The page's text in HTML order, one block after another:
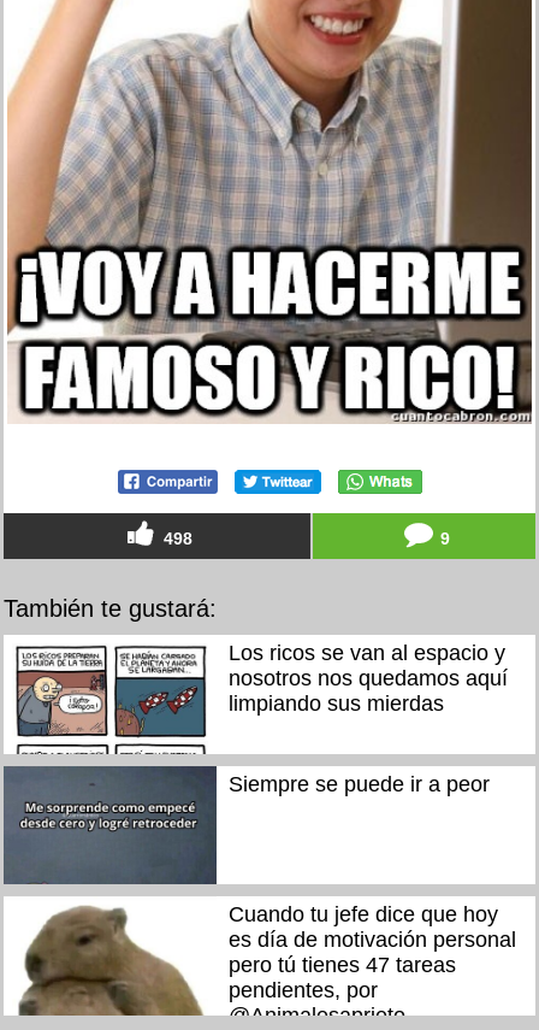
498 9
También te gustará:
Los ricos se van al espacio y
nosotros nos quedamos aquí
limpiando sus mierdas
Siempre se puede ir a peor
Cuando tu jefe dice que hoy
es día de motivación personal
pero tú tienes 47 tareas
pendientes, por
@Animalesaprieto